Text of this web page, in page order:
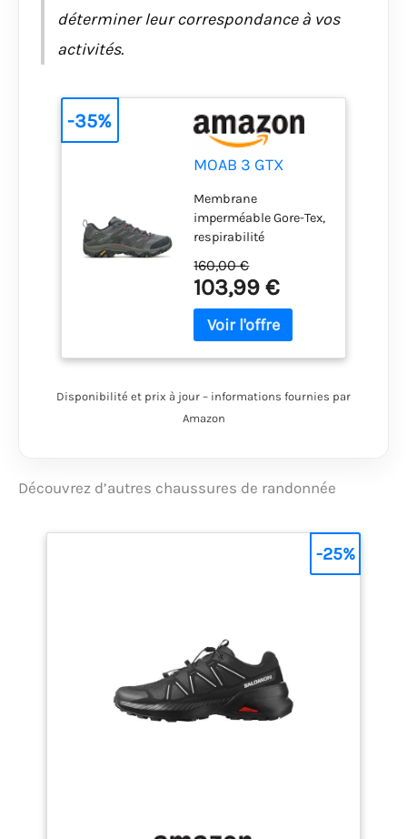
déterminer leur correspondance à vos
activités.
MOAB 3 GTX
Membrane
imperméable Gore-Tex,
respirabilité
performance
imperméable Dessus
en cuir de porc et
maille Lacets 100 %
Languette à soufflet
débris d'entrer
caoutchouc Vibram
160,00 €
103,99 €
-35%
Disponibilité et prix à jour – informations fournies par
Amazon
Découvrez d’autres chaussures de randonnée
-25%